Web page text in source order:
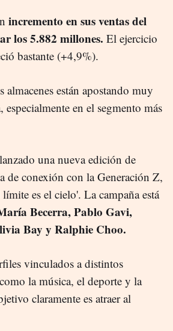
incremento en sus ventas del
los 5.882 millones. El ejercicio
bastante (+4,9%).
almacenes están apostando muy
en el segmento más
una nueva edición de
de conexión con la Generación Z,
es el cielo'. La campaña está
Becerra, Pablo Gavi,
Bay y Ralphie Choo.
vinculados a distintos
la música, el deporte y la
claramente es atraer al